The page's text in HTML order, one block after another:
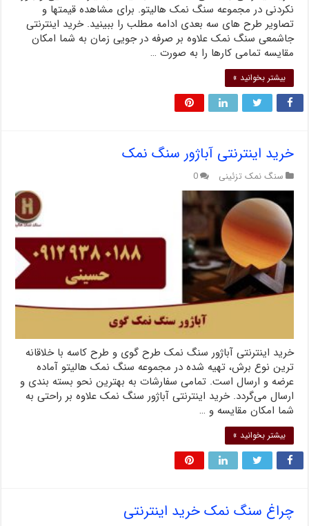
نکردنی در مجموعه سنگ نمک هالیتو. برای مشاهده قیمتها و
تصاویر طرح های سه بعدی ادامه مطلب را ببینید. خرید اینترنتی
جاشمعی سنگ نمک علاوه بر صرفه در جویی زمان به شما امکان
مقایسه تمامی کارها را به صورت …
بیشتر بخوانید »
خرید اینترنتی آباژور سنگ نمک
سنگ نمک تزئینی 0
خرید اینترنتی آباژور سنگ نمک طرح گوی و طرح کاسه با خلاقانه
ترین نوع برش، تهیه شده در مجموعه سنگ نمک هالیتو آماده
عرضه و ارسال است. تمامی سفارشات به بهترین نحو بسته بندی و
ارسال می‌گردد. خرید اینترنتی آباژور سنگ نمک علاوه بر راحتی به
شما امکان مقایسه و …
بیشتر بخوانید »
چراغ سنگ نمک خرید اینترنتی